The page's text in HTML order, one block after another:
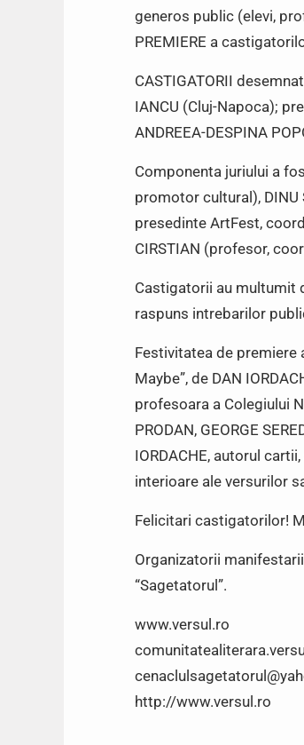
generos public (elevi,
PREMIERE a
CASTIGATORII
IANCU (Cluj-Napoca);
ANDREEA-DESPINA
Componenta juriului a
promotor cultural), DINU
presedinte ArtFest,
CIRSTIAN (profesor,
Castigatorii au multumit
raspuns intrebarilor
Festivitatea de premiere
Maybe”, de DAN
profesoara a Colegiului
PRODAN, GEORGE
IORDACHE, autorul
interioare ale versurilor
Felicitari castigatorilor!
Organizatorii
“Sagetatorul”.
www.versul.ro
http://www.versul.ro